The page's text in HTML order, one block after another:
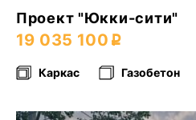
Проект "Юкки-сити"
19 035 100
Каркас Газобетон